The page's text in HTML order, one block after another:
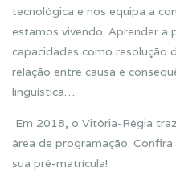
tecnológica e nos equipa a
estamos vivendo. Aprender a
capacidades como resolução
relação entre causa e
linguística…
Em 2018, o Vitória-Régia
área de programação.
sua pré-matrícula!